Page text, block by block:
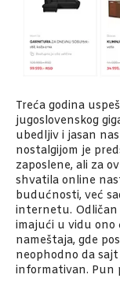
Treća godina
jugoslovenskog
ubedljiv i jasan
nostalgijom je
zaposlene, ali za
shvatila online
budućnosti, već
internetu. Odličan
imajući u vidu ono
nameštaja, gde
neophodno da
informativan. Pun